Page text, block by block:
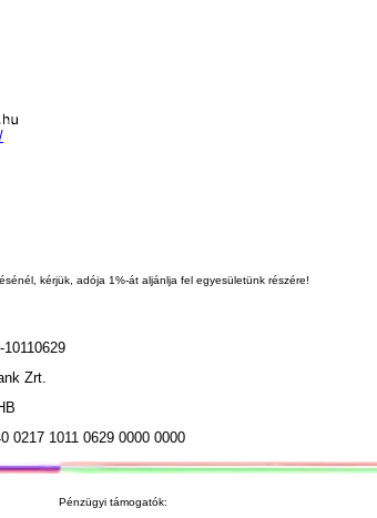
kérjük, adója 1%-át aljánlja fel egyesületünk részére!
10110629
Zrt.
0217 1011 0629 0000 0000
Pénzügyi támogatók: